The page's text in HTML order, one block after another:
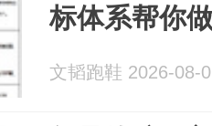
标体系帮你
文韬跑鞋 2026-08-